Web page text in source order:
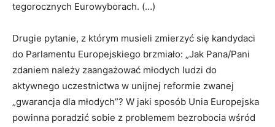
tegorocznych Eurowyborach. (…)
Drugie pytanie, z którym musieli zmierzyć się kandydaci
do Parlamentu Europejskiego brzmiało: „Jak Pana/Pani
zdaniem należy zaangażować młodych ludzi do
aktywnego uczestnictwa w unijnej reformie zwanej
„gwarancja dla młodych”? W jaki sposób Unia Europejska
powinna poradzić sobie z problemem bezrobocia wśród